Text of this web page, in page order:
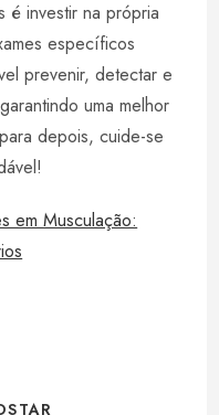
é investir na própria
específicos
prevenir, detectar e
uma melhor
depois, cuide-se
em Musculação: